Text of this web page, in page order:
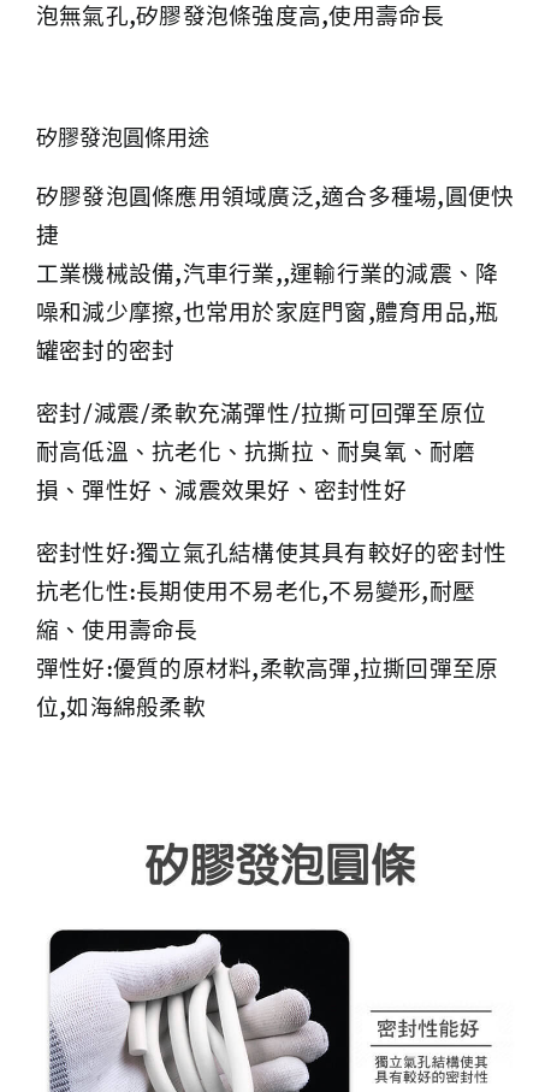
泡無氣孔,矽膠發泡條強度高,使用壽命長
矽膠發泡圓條用途
矽膠發泡圓條應用領域廣泛,適合多種場,圓便快
捷
工業機械設備,汽車行業,,運輸行業的減震、降
噪和減少摩擦,也常用於家庭門窗,體育用品,瓶
罐密封的密封
密封/減震/柔軟充滿彈性/拉撕可回彈至原位
耐高低溫、抗老化、抗撕拉、耐臭氧、耐磨
損、彈性好、減震效果好、密封性好
密封性好:獨立氣孔結構使其具有較好的密封性
抗老化性:長期使用不易老化,不易變形,耐壓
縮、使用壽命長
彈性好:優質的原材料,柔軟高彈,拉撕回彈至原
位,如海綿般柔軟